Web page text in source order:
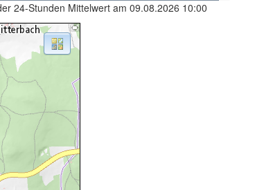
24-Stunden Mittelwert am 09.08.2026 10:00